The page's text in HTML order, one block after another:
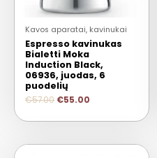
Kavos aparatai, kavinukai
Espresso kavinukas
Bialetti Moka
Induction Black,
06936, juodas, 6
puodelių
€57.00 €55.00